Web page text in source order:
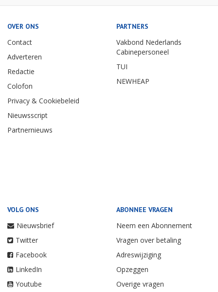
OVER ONS
Contact
Adverteren
Redactie
Colofon
Privacy & Cookiebeleid
Nieuwsscript
Partnernieuws
PARTNERS
Vakbond Nederlands
Cabinepersoneel
TUI
NEWHEAP
VOLG ONS
Nieuwsbrief
Twitter
Facebook
LinkedIn
Youtube
ABONNEE VRAGEN
Neem een Abonnement
Vragen over betaling
Adreswijziging
Opzeggen
Overige vragen